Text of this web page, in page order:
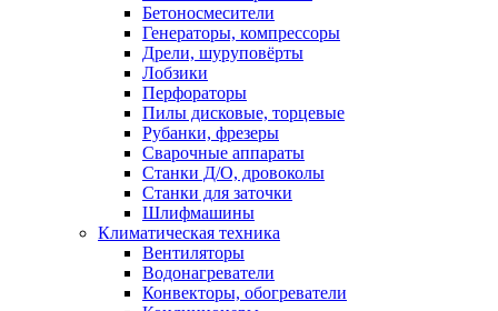
Бетоносмесители
Генераторы, компрессоры
Дрели, шуруповёрты
Лобзики
Перфораторы
Пилы дисковые, торцевые
Рубанки, фрезеры
Сварочные аппараты
Станки Д/О, дровоколы
Станки для заточки
Шлифмашины
Климатическая техника
Вентиляторы
Водонагреватели
Конвекторы, обогреватели